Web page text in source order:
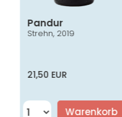
Pandur
Strehn, 2019
21,50 EUR
Warenkorb